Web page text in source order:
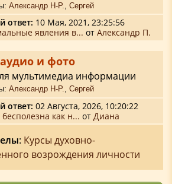
Александр Н-Р. ,Сергей
ответ: 10 Мая, 2021, 23:25:56
явления в... от Александр П.
и фото
мультимедиа информации
Александр Н-Р.,Сергей
ответ: 02 Августа, 2026, 10:20:22
как н... от Диана
: Курсы духовно-
возрождения личности